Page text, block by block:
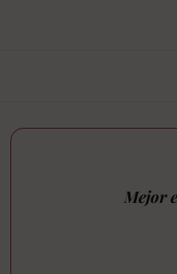
Mejor